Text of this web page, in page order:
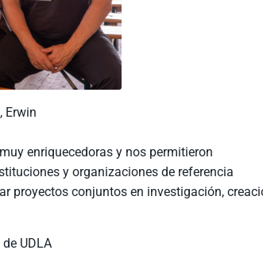
Erwin
enriquecedoras y nos permitieron
y organizaciones de referencia
proyectos conjuntos en investigación,
UDLA